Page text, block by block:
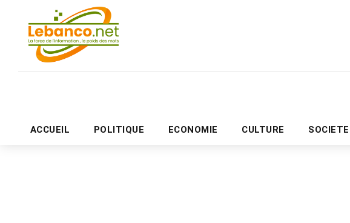
ACCUEIL POLITIQUE ECONOMIE CULTURE SOCIETE